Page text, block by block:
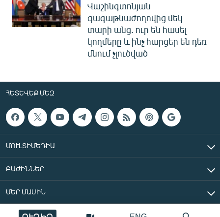
Վաշինգտոնյան
գագաթնաժողովից մեկ
տարի անց. ուր են հասել
կողմերը և ինչ հարցեր են դեռ
մնում չլուծված
ՀԵՏԵՎԵՔ ՄԵԶ
ՄՈՒԼՏԻՄԵԴԻԱ
ԲԱԺԻՆՆԵՐ
ՄԵՐ ՄԱՍԻՆ